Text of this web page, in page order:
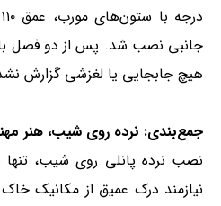
جانبی نصب شد. پس از دو فصل
هیچ جابجایی یا لغزشی گزارش
جمع‌بندی: نرده روی شیب، هنر
نصب نرده پانلی روی شیب، تنها
نیازمند درک عمیق از مکانیک